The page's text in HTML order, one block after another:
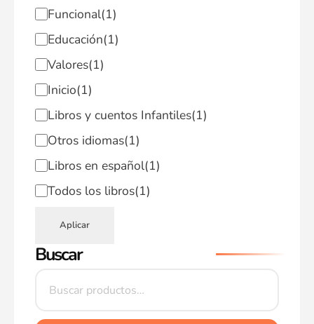
Funcional(1)
Educación(1)
Valores(1)
Inicio(1)
Libros y cuentos Infantiles(1)
Otros idiomas(1)
Libros en español(1)
Todos los libros(1)
Aplicar
Buscar